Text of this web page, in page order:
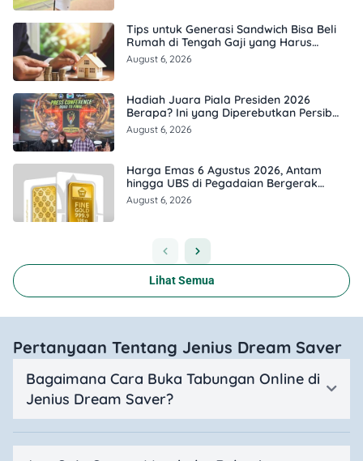
Tips untuk Generasi Sandwich Bisa Beli
Rumah di Tengah Gaji yang Harus
Terbagi
August 6, 2026
Hadiah Juara Piala Presiden 2026
Berapa? Ini yang Diperebutkan Persib
dan Persebaya
August 6, 2026
Harga Emas 6 Agustus 2026, Antam
hingga UBS di Pegadaian Bergerak
Berapa?
August 6, 2026
Lihat Semua
Pertanyaan Tentang Jenius Dream Saver
Bagaimana Cara Buka Tabungan Online di
Jenius Dream Saver?